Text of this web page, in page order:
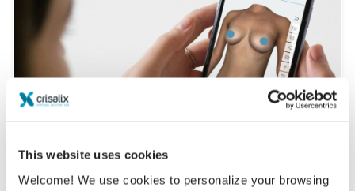
This website uses cookies
Welcome! We use cookies to personalize your browsing